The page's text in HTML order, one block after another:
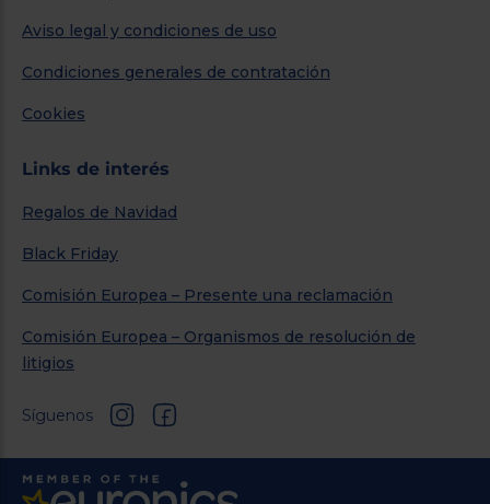
Aviso legal y condiciones de uso
Condiciones generales de contratación
Cookies
Links de interés
Regalos de Navidad
Black Friday
Comisión Europea – Presente una reclamación
Comisión Europea – Organismos de resolución de
litigios
Síguenos